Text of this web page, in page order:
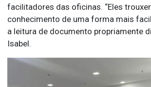
facilitadores das oficinas. “Eles
conhecimento de uma forma mais
a leitura de documento propriamente
Isabel.